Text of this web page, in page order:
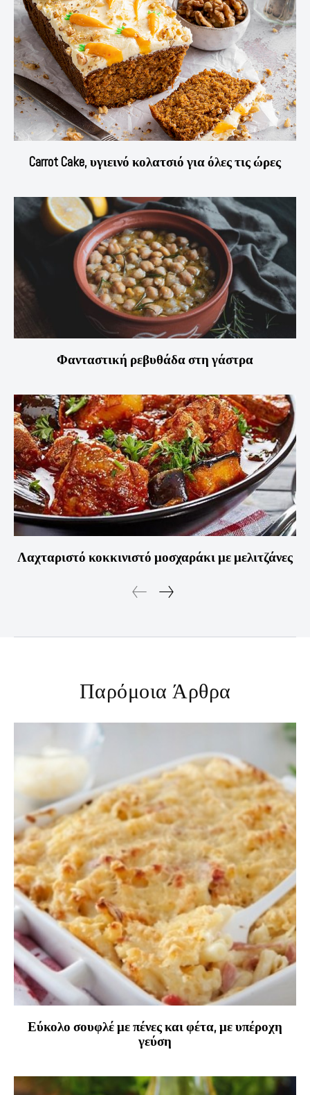
Carrot Cake, υγιεινό κολατσιό για όλες τις ώρες
Φανταστική ρεβυθάδα στη γάστρα
Λαχταριστό κοκκινιστό μοσχαράκι με μελιτζάνες
Παρόμοια Άρθρα
Εύκολο σουφλέ με πένες και φέτα, με υπέροχη
γεύση